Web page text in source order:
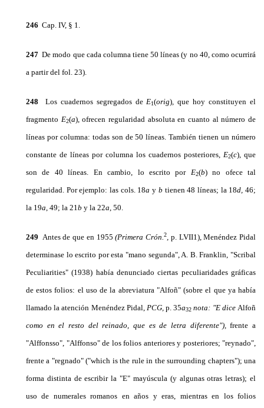
246 Cap. IV, § 1.
247 De modo que cada columna tiene 50 líneas (y no 40, como ocurrirá
a partir del fol. 23).
248 Los cuadernos segregados de E1(orig) ,que hoy constituyen el
fragmento E2(a), ofrecen regularidad absoluta en cuanto al número de
líneas por columna: todas son de 50 líneas. También tienen un número
constante de líneas por columna los cuadernos posteriores, E2(c), que
son de 40 líneas. En cambio, lo es­crito por E2(b) no ofece tal
regularidad. Por ejemplo: las cols. 18a y b tienen 48 líneas; la 18d,46;
la 19a , 49; la 21 b y la 22a , 50.
249 Antes de que en 1955(Primera Crón. 2
p. LVII1), Menéndez Pidal
determinase lo escrito por esta "mano segunda", A. B. Franklin, "Scribal
Peculiarities" (1938) había denunciado ciertas peculiaridades gráficas
de estos folios: el uso de la abreviatura "Alfoñ" (sobre el que ya había
llamado la atención Me­néndez Pidal, PCG,p. 35a32 nota: "E dice Alfoñ
como en el resto del reinado, que es de letra diferente"),frente a
"Alffonsso", "Alffonso" de los folios anteriores y posteriores; "reynado",
frente a "regnado" ("which is the rule in the surrounding chapters"); una
forma distinta de escribir la "E" mayúscula (y algu­nas otras letras); el
uso de numerales romanos en años y eras, mientras en los folios